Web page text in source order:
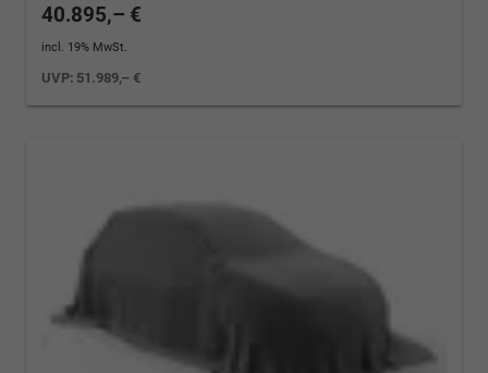
40.895,– €
incl. 19% MwSt.
UVP: 51.989,– €